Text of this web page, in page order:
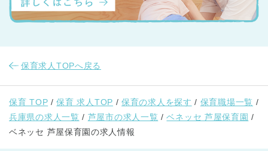
保育求人TOPへ戻る
保育 TOP 保育 求人TOP 保育の求人を探す
保育職場一覧
兵庫県の求人一覧
芦屋市の求人一覧
ベネッセ 芦屋保育園
ベネッセ 芦屋保育園の求人情報